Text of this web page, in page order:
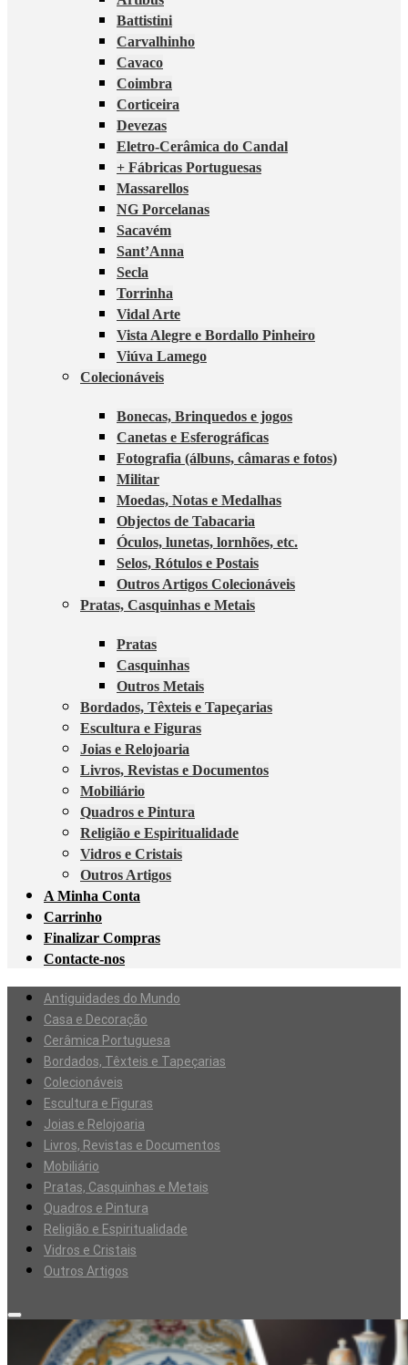
Battistini
Carvalhinho
Cavaco
Coimbra
Corticeira
Devezas
Eletro-Cerâmica do Candal
+ Fábricas Portuguesas
Massarellos
NG Porcelanas
Sacavém
Sant’Anna
Secla
Torrinha
Vidal Arte
Vista Alegre e Bordallo Pinheiro
Viúva Lamego
Colecionáveis
Bonecas, Brinquedos e jogos
Canetas e Esferográficas
Fotografia (álbuns, câmaras e fotos)
Militar
Moedas, Notas e Medalhas
Objectos de Tabacaria
Óculos, lunetas, lornhões, etc.
Selos, Rótulos e Postais
Outros Artigos Colecionáveis
Pratas, Casquinhas e Metais
Pratas
Casquinhas
Outros Metais
Bordados, Têxteis e Tapeçarias
Escultura e Figuras
Joias e Relojoaria
Livros, Revistas e Documentos
Mobiliário
Quadros e Pintura
Religião e Espiritualidade
Vidros e Cristais
Outros Artigos
A Minha Conta
Carrinho
Finalizar Compras
Contacte-nos
Antiguidades do Mundo
Casa e Decoração
Cerâmica Portuguesa
Bordados, Têxteis e Tapeçarias
Colecionáveis
Escultura e Figuras
Joias e Relojoaria
Livros, Revistas e Documentos
Mobiliário
Pratas, Casquinhas e Metais
Quadros e Pintura
Religião e Espiritualidade
Vidros e Cristais
Outros Artigos